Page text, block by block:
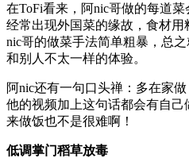
在ToFi看来，阿nic哥做的每道
经常出现外国菜的缘故，食材
nic哥的做菜手法简单粗暴，总
和别人不太一样的体验。
阿nic还有一句口头禅：多在家
他的视频加上这句话都会有自
来做饭也不是很难啊！
低调掌门稻草放毒